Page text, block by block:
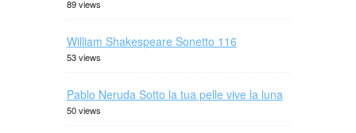
89 views
William Shakespeare Sonetto 116
53 views
Pablo Neruda Sotto la tua pelle vive la luna
50 views